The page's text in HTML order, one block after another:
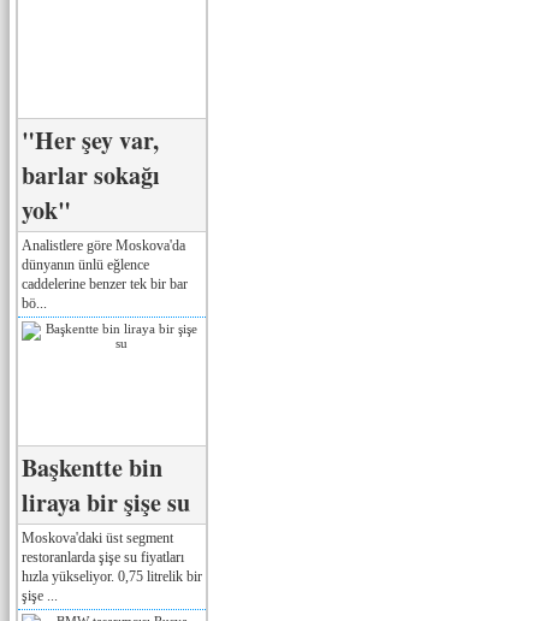
"Her şey var,
barlar sokağı
yok"
Analistlere göre Moskova'da
dünyanın ünlü eğlence
caddelerine benzer tek bir bar
bö...
Başkentte bin
liraya bir şişe su
Moskova'daki üst segment
restoranlarda şişe su fiyatları
hızla yükseliyor. 0,75 litrelik bir
şişe ...